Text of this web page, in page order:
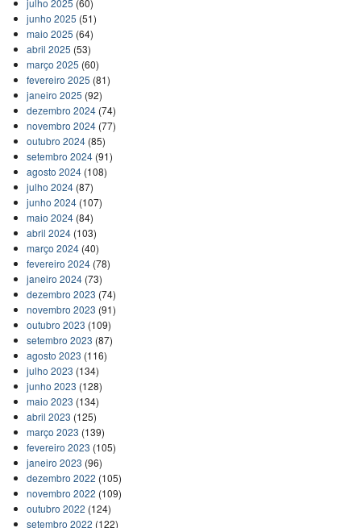
junho 2025 (51)
maio 2025 (64)
abril 2025 (53)
março 2025 (60)
fevereiro 2025 (81)
janeiro 2025 (92)
dezembro 2024(74)
novembro 2024(77)
outubro 2024(85)
setembro 2024(91)
agosto 2024(108)
julho 2024(87)
junho 2024(107)
maio 2024(84)
abril 2024(103)
março 2024(40)
fevereiro 2024(78)
janeiro 2024(73)
dezembro 2023 (74)
novembro 2023 (91)
outubro 2023 (109)
setembro 2023 (87)
agosto 2023 (116)
julho 2023 (134)
junho 2023 (128)
maio 2023 (134)
abril 2023 (125)
março 2023 (139)
fevereiro 2023 (105)
janeiro 2023 (96)
dezembro 2022 (105)
novembro 2022 (109)
outubro 2022 (124)
setembro 2022 (122)